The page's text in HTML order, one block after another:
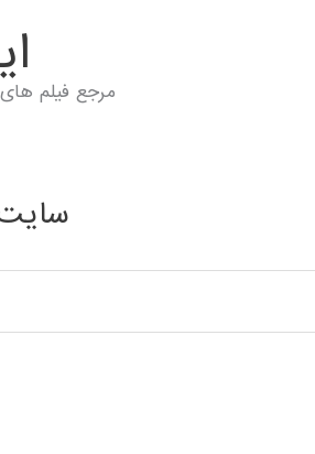
مرجع فیلم